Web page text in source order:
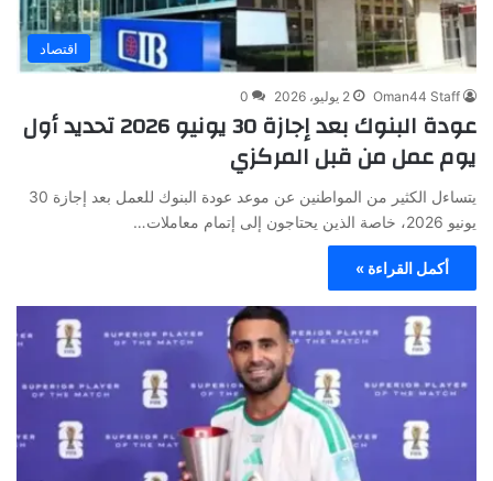
اقتصاد
Oman44 Staff 2 يوليو، 2026 0
عودة البنوك بعد إجازة 30 يونيو 2026 تحديد أول
يوم عمل من قبل المركزي
يتساءل الكثير من المواطنين عن موعد عودة البنوك للعمل بعد إجازة 30
يونيو 2026، خاصة الذين يحتاجون إلى إتمام معاملات…
أكمل القراءة »